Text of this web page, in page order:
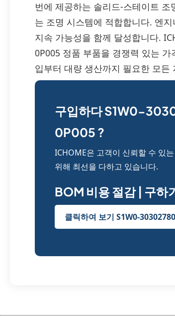
번에 제공하는 솔리드-스테이트
는 조명 시스템에 적합합니다. 엔
지속 가능성을 함께 달성합니다.
0P005 정품 부품을 경쟁력 있는
입부터 대량 생산까지 필요한 모든
구입하다 S1W0-
0P005 ?
ICHOME은 고객이 신뢰할 수 있
위해 최선을 다하고 있습니다.
BOM 비용 절감 | 구하
클릭하여 보기 S1W0-